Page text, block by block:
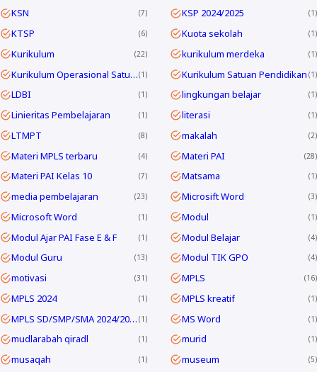
KSN 7 KSP 2024/2025 1
KTSP 6 Kuota sekolah 1
Kurikulum 22 kurikulum merdeka 1
Kurikulum Operasional Satuan Pendidikan 1 Kurikulum Satuan Pendidikan 1
LDBI 1 lingkungan belajar 1
Linieritas Pembelajaran 1 literasi 1
LTMPT 8 makalah 2
Materi MPLS terbaru 4 Materi PAI 28
Materi PAI Kelas 10 7 Matsama 1
media pembelajaran 23 Microsift Word 3
Microsoft Word 1 Modul 1
Modul Ajar PAI Fase E & F 1 Modul Belajar 4
Modul Guru 13 Modul TIK GPO 4
motivasi 31 MPLS 16
MPLS 2024 1 MPLS kreatif 1
MPLS SD/SMP/SMA 2024/2025 1 MS Word 1
mudlarabah qiradl 1 murid 1
musaqah 1 museum 5